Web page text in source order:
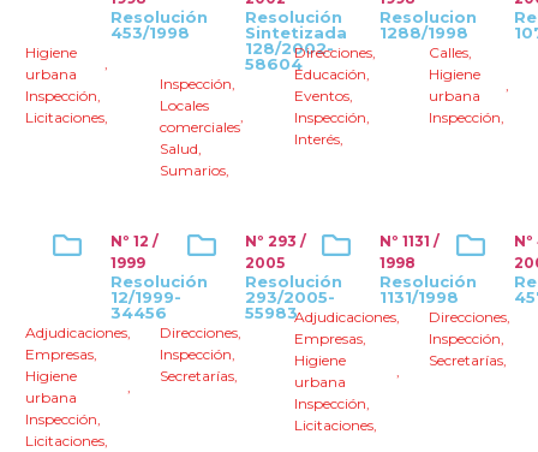
Resolución
453/1998
Higiene
urbana
,
Inspección,
Licitaciones,
Resolución
Sintetizada
128/2002-
58604
Inspección,
Locales
comerciales
,
Salud,
Sumarios,
Resolucion
1288/1998
Direcciones,
Educación,
Eventos,
Inspección,
Interés,
Calles,
Higiene
urbana
,
Inspección,
Nº 12 /
1999
Resolución
12/1999-
34456
Adjudicaciones,
Empresas,
Higiene
urbana
,
Inspección,
Licitaciones,
Nº 293 /
2005
Resolución
293/2005-
55983
Direcciones,
Inspección,
Secretarías,
Nº 1131 /
1998
Resolución
1131/1998
Adjudicaciones,
Empresas,
Higiene
urbana
,
Inspección,
Licitaciones,
Direcciones,
Inspección,
Secretarías,